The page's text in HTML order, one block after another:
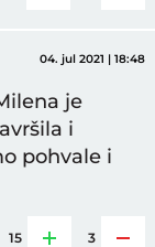
04. jul 2021 | 18:48
je
i
pohvale i
15 3